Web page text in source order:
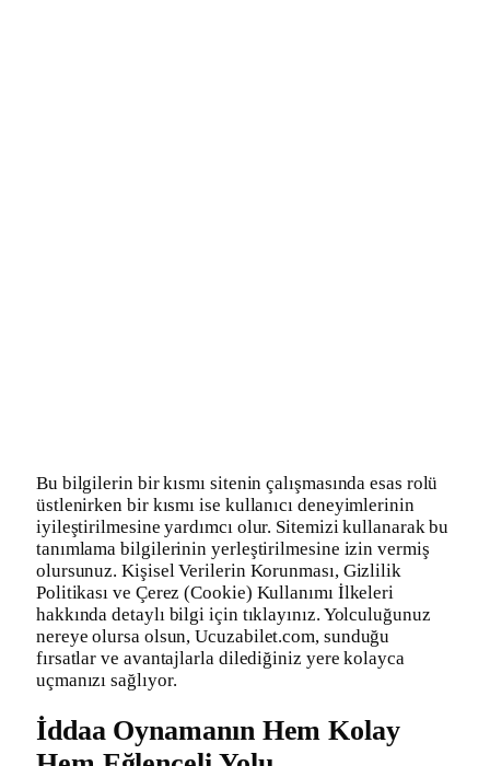
Bu bilgilerin bir kısmı sitenin çalışmasında esas rolü
üstlenirken bir kısmı ise kullanıcı deneyimlerinin
iyileştirilmesine yardımcı olur. Sitemizi kullanarak bu
tanımlama bilgilerinin yerleştirilmesine izin vermiş
olursunuz. Kişisel Verilerin Korunması, Gizlilik
Politikası ve Çerez (Cookie) Kullanımı İlkeleri
hakkında detaylı bilgi için tıklayınız. Yolculuğunuz
nereye olursa olsun, Ucuzabilet.com, sunduğu
fırsatlar ve avantajlarla dilediğiniz yere kolayca
uçmanızı sağlıyor.
İddaa Oynamanın Hem Kolay